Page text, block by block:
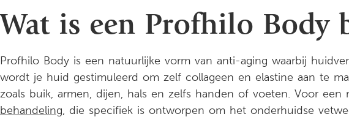
Wat is een Profhilo Body
Profhilo Body is een natuurlijke vorm van anti-aging waarbij
wordt je huid gestimuleerd om zelf collageen en elastine aan te
zoals buik, armen, dijen, hals en zelfs handen of voeten. Voor
behandeling , die specifiek is ontworpen om het onderhuidse